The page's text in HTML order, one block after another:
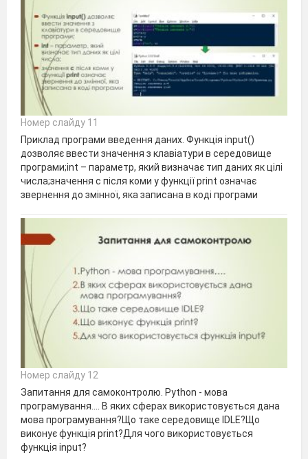
Номер слайду 11
Приклад програми введення даних. Функція input()
дозволяє ввести значення з клавіатури в середовище
програми;int – параметр, який визначає тип даних як цілі
числа;значення с після коми у функції print означає
звернення до змінної, яка записана в коді програми
Номер слайду 12
Запитання для самоконтролю. Python - мова
програмування…. В яких сферах використовується дана
мова програмування?Що таке середовище IDLE?Що
виконує функція print?Для чого використовується
функція input?